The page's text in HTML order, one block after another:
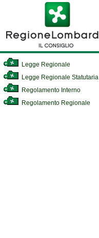
Legge Regionale
Legge Regionale Statutaria
Regolamento Interno
Regolamento Regionale